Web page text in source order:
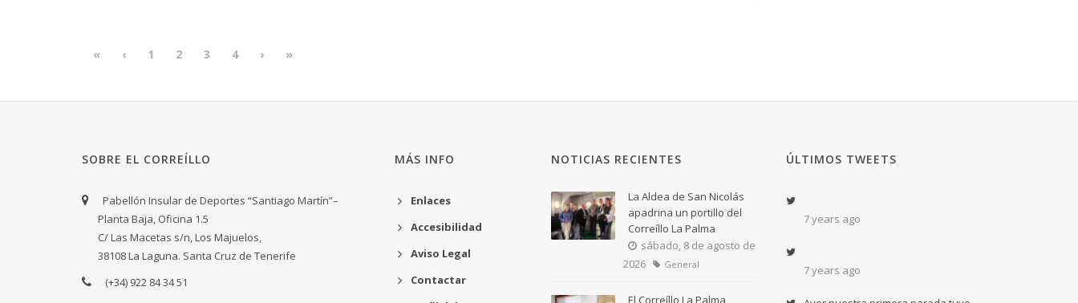
« ‹ 1 2 3 4 › »
SOBRE EL CORREÍLLO
Pabellón Insular de Deportes “Santiago Martín”–
Planta Baja, Oficina 1.5
C/ Las Macetas s/n, Los Majuelos,
38108 La Laguna. Santa Cruz de Tenerife
(+34) 922 84 34 51
MÁS INFO
Enlaces
Accesibilidad
Aviso Legal
Contactar
NOTICIAS RECIENTES
La Aldea de San Nicolás
apadrina un portillo del
Correíllo La Palma
sábado, 8 de agosto de
2026
General
El Correíllo La Palma
ÚLTIMOS TWEETS
7 years ago
7 years ago